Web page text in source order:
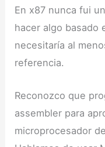
En x87 nunca fui
hacer algo basado
necesitaría al
referencia.
Reconozco que
assembler para
microprocesador